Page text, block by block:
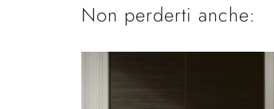
Non perderti anche: